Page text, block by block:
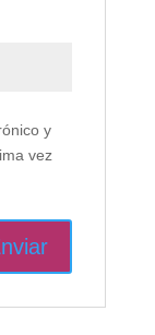
y
vez